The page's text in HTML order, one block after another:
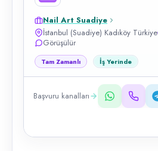
Nail Art Suadiye
İstanbul (Suadiye) Kadıköy Türkiye
Görüşülür
Tam Zamanlı İş Yerinde
Başvuru kanalları